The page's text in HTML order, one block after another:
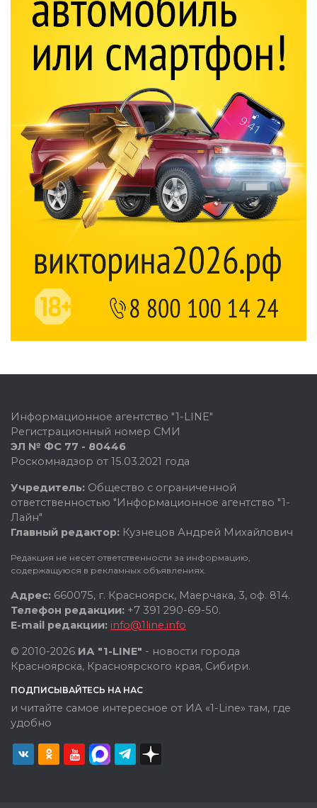
Информационное агентство "1-LINE"
Регистрационный номер СМИ
ЭЛ № ФС 77 - 80446
Роскомнадзор от 15.03.2021 года
Учредитель: Общество с ограниченной
ответственностью "Информационное агентство "1-
Лайн"
Главный редактор: Кузнецов Андрей Михайлович
Редакция не несет ответственности за информацию,
содержащуюся в рекламных объявлениях.
Адрес: 660075, г. Красноярск, Маерчака, 3, оф. 814.
Телефон редакции: +7 391 290-69-50.
E-mail редакции: info@1line.info
© 2010-2026 ИА "1-LINE" - новости города
Красноярска, Красноярского края, Сибири.
ПОДПИСЫВАЙТЕСЬ НА НАС
и читайте самое интересное от ИА «1-Line» там, где
удобно